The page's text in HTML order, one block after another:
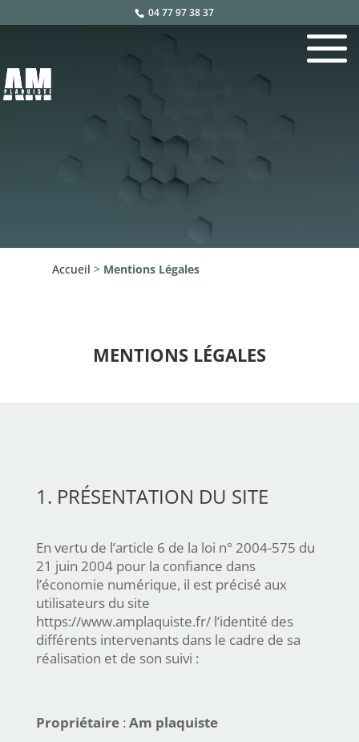
04 77 97 38 37
Accueil > Mentions Légales
MENTIONS LÉGALES
1. PRÉSENTATION DU SITE
En vertu de l’article 6 de la loi n° 2004-575 du
21 juin 2004 pour la confiance dans
l’économie numérique, il est précisé aux
utilisateurs du site
https://www.amplaquiste.fr/ l’identité des
différents intervenants dans le cadre de sa
réalisation et de son suivi :
Propriétaire: Am plaquiste